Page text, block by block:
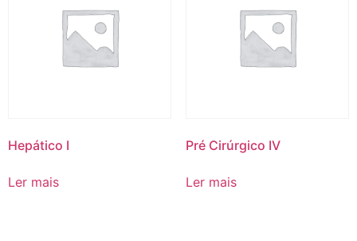
Hepático I
Ler mais
Pré Cirúrgico IV
Ler mais